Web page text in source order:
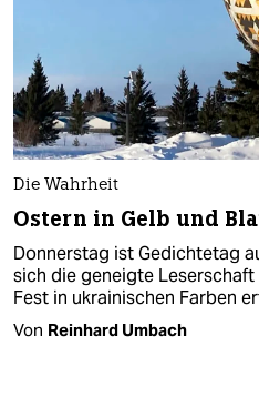
Die Wahrheit
Ostern in Gelb und
Donnerstag ist Gedichtetag
sich die geneigte
Fest in ukrainischen Farben
Von Reinhard Umbach